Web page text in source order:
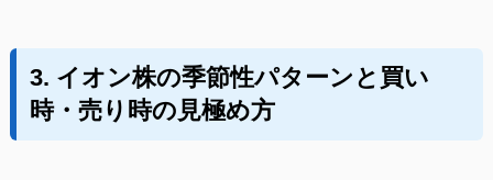
3. イオン株の季節性パターンと買い
時・売り時の見極め方